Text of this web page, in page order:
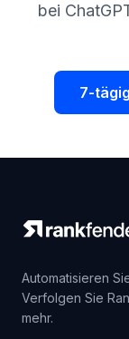
bei
7-
Automatisieren
Verfolgen Sie
mehr.